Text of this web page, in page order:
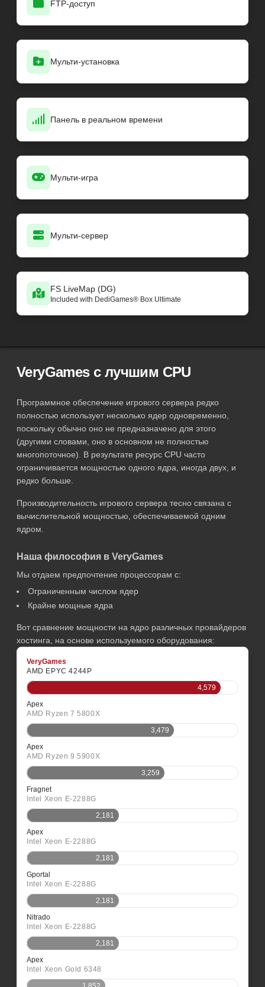
FTP-доступ
Мульти-установка
Панель в реальном времени
Мульти-игра
Мульти-сервер
FS LiveMap (DG)
Included with DediGames® Box Ultimate
VeryGames с лучшим CPU
Программное обеспечение игрового сервера редко
полностью использует несколько ядер одновременно,
поскольку обычно оно не предназначено для этого
(другими словами, оно в основном не полностью
многопоточное). В результате ресурс CPU часто
ограничивается мощностью одного ядра, иногда двух, и
редко больше.
Производительность игрового сервера тесно связана с
вычислительной мощностью, обеспечиваемой одним
ядром.
Наша философия в VeryGames
Мы отдаем предпочтение процессорам с:
Ограниченным числом ядер
Крайне мощные ядра
Вот сравнение мощности на ядро различных провайдеров
хостинга, на основе используемого оборудования:
VeryGames
AMD EPYC 4244P
4,579
Apex
AMD Ryzen 7 5800X
3,479
Apex
AMD Ryzen 9 5900X
3,259
Fragnet
Intel Xeon E-2288G
2,181
Apex
Intel Xeon E-2288G
2,181
Gportal
Intel Xeon E-2288G
2,181
Nitrado
Intel Xeon E-2288G
2,181
Apex
Intel Xeon Gold 6348